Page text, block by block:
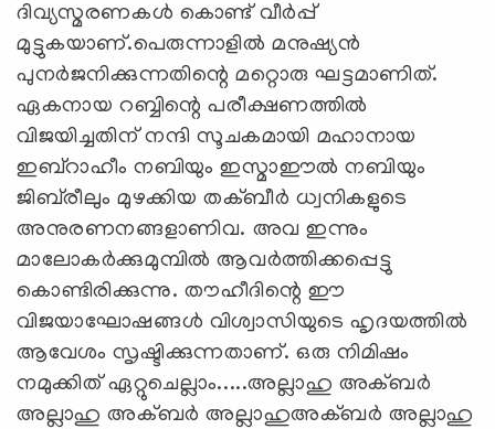
ദിവ്യസ്മരണകള്‍ കൊണ്ട് വീര്‍പ്പ്
മുട്ടുകയാണ്.പെരുന്നാളില്‍ മനുഷ്യന്‍
പുനര്‍ജനിക്കുന്നതിന്റെ മറ്റൊരു ഘട്ടമാണിത്.
ഏകനായ റബ്ബിന്റെ പരീക്ഷണത്തില്‍
വിജയിച്ചതിന് നന്ദി സൂചകമായി മഹാനായ
ഇബ്‌റാഹീം നബിയും ഇസ്മാഈല്‍ നബിയും
ജിബ്‌രീലും മുഴക്കിയ തക്ബീര്‍ ധ്വനികളുടെ
അനുരണനങ്ങളാണിവ. അവ ഇന്നും
മാലോകര്‍ക്കുമുമ്പില്‍ ആവര്‍ത്തിക്കപ്പെട്ടു
കൊണ്ടിരിക്കുന്നു. തൗഹീദിന്റെ ഈ
വിജയാഘോഷങ്ങള്‍ വിശ്വാസിയുടെ ഹൃദയത്തില്‍
ആവേശം സൃഷ്ടിക്കുന്നതാണ്. ഒരു നിമിഷം
നമുക്കിത് ഏറ്റുചെല്ലാം.....അല്ലാഹു അക്ബര്‍
അല്ലാഹു അക്ബര്‍ അല്ലാഹുഅക്ബര്‍ അല്ലാഹു